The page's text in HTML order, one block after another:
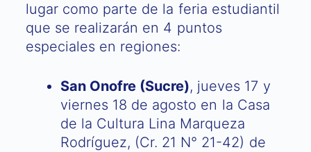
lugar como parte de la feria estudiantil
que se realizarán en 4 puntos
especiales en regiones:
San Onofre (Sucre), jueves 17 y
viernes 18 de agosto en la Casa
de la Cultura Lina Marqueza
Rodríguez, (Cr. 21 N° 21-42) de